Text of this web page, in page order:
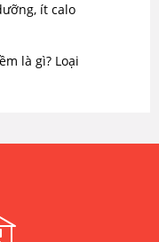
ít calo
là gì? Loại